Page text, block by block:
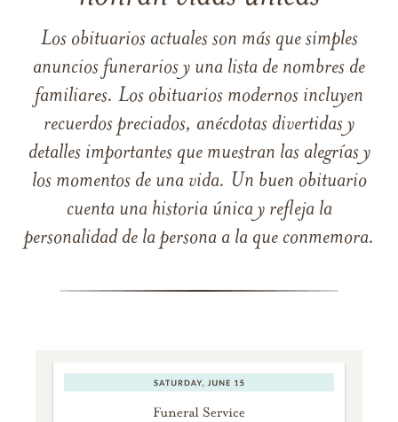
Los obituarios actuales son más que simples
anuncios funerarios y una lista de nombres de
familiares. Los obituarios modernos incluyen
recuerdos preciados, anécdotas divertidas y
detalles importantes que muestran las alegrías y
los momentos de una vida. Un buen obituario
cuenta una historia única y refleja la
personalidad de la persona a la que conmemora.